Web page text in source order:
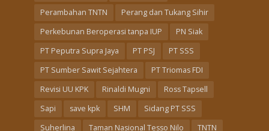
Perambahan TNTN
Perang dan Tukang Sihir
Perkebunan Beroperasi tanpa IUP
PN Siak
PT Peputra Supra Jaya
PT PSJ
PT SSS
PT Sumber Sawit Sejahtera
PT Triomas FDI
Revisi UU KPK
Rinaldi Mugni
Ross Tapsell
Sapi
save kpk SHM
Sidang PT SSS
Suherlina
Taman Nasional Tesso Nilo
TNTN